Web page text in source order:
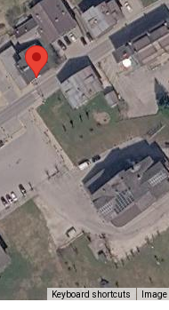
Keyboard shortcuts